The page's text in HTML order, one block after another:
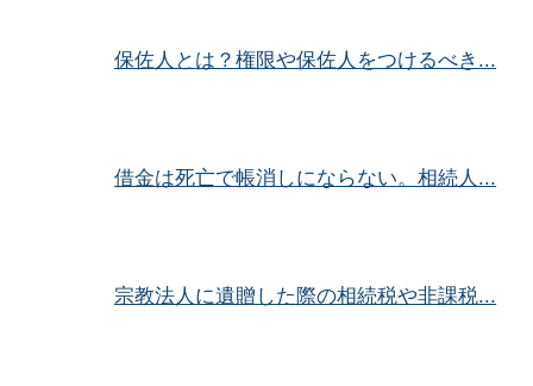
保佐人とは？権限や保佐人をつけるべき...
借金は死亡で帳消しにならない。相続人...
宗教法人に遺贈した際の相続税や非課税...